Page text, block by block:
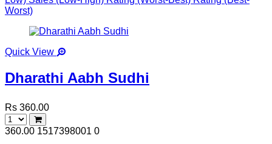
Worst)
Quick View
Dharathi Aabh Sudhi
Rs 360.00
360.00 1517398001 0